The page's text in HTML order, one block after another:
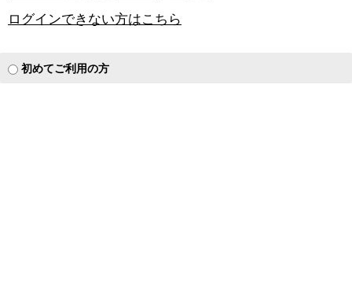
ログインできない方はこちら
初めてご利用の方